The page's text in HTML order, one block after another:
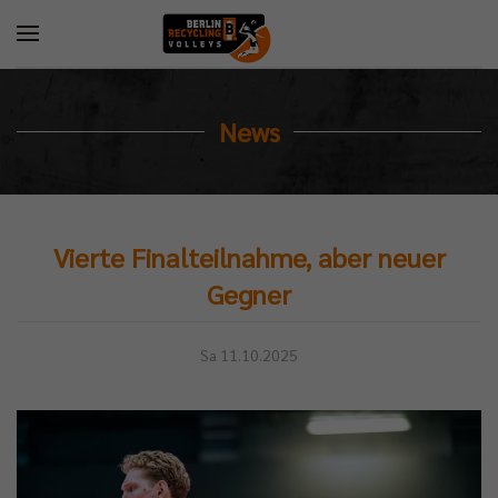
News
Vierte Finalteilnahme, aber neuer
Gegner
Sa 11.10.2025